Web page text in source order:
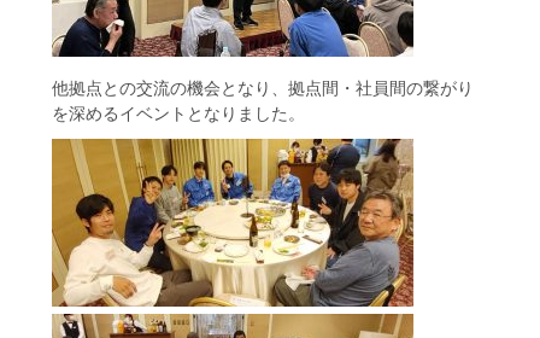
他拠点との交流の機会となり、拠点間・社員間の繋がり
を深めるイベントとなりました。